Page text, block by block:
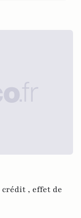
crédit , effet de